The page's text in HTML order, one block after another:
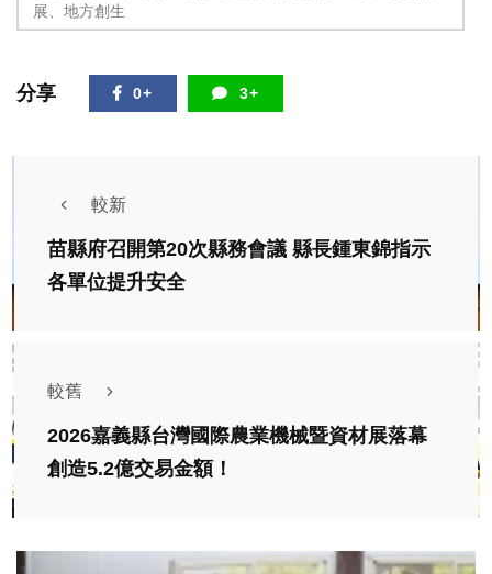
展、地方創生
分享 0+ 3+
較新
苗縣府召開第20次縣務會議 縣長鍾東錦指示
各單位提升安全
較舊
2026嘉義縣台灣國際農業機械暨資材展落幕
創造5.2億交易金額！